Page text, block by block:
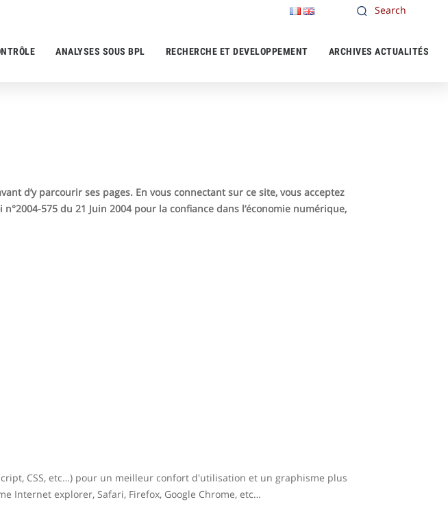
ANALYSES SOUS BPL RECHERCHE ET DEVELOPPEMENT ARCHIVES ACTUALITÉS
d’y parcourir ses pages. En vous connectant sur ce site, vous acceptez
575 du 21 Juin 2004 pour la confiance dans l’économie numérique,
CSS, etc…) pour un meilleur confort d'utilisation et un graphisme plus
Internet explorer, Safari, Firefox, Google Chrome, etc…